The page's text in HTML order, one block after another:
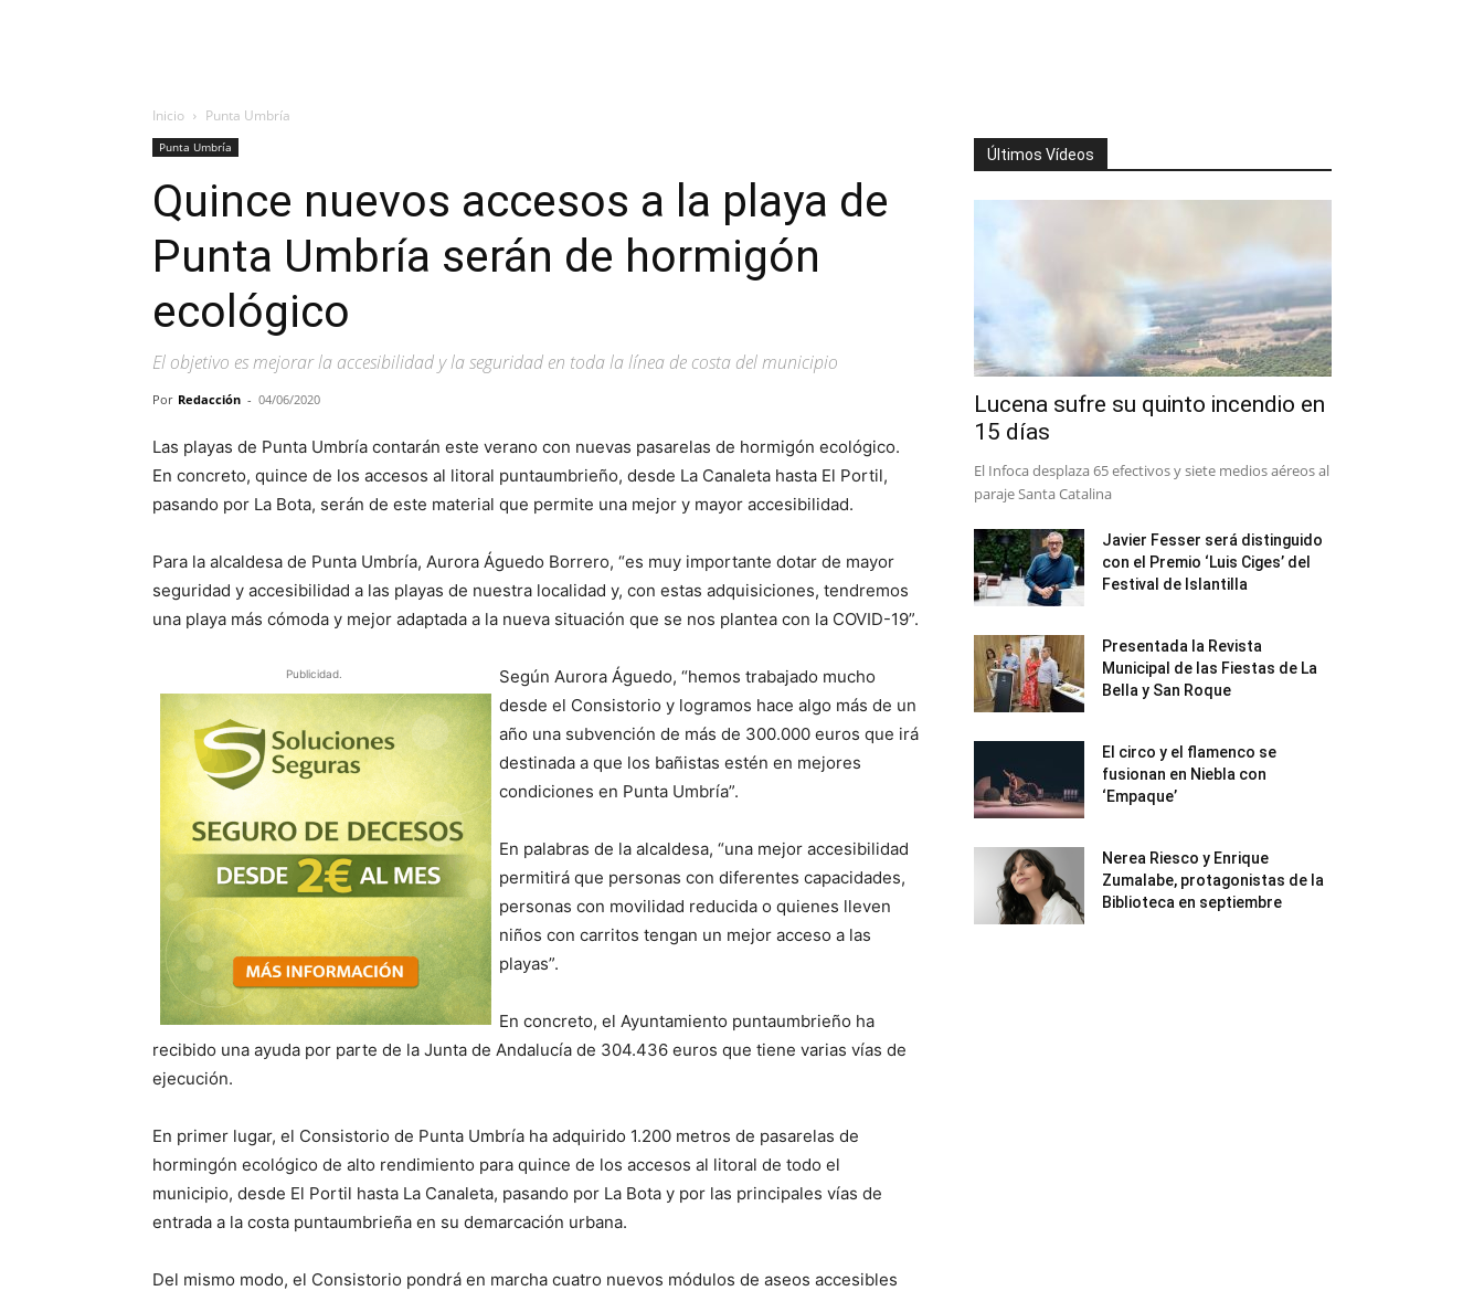
Inicio Punta Umbría
Punta Umbría
Quince nuevos accesos a la playa de
Punta Umbría serán de hormigón
ecológico
El objetivo es mejorar la accesibilidad y la seguridad en toda la línea de costa del municipio
Por Redacción - 04/06/2020
Las playas de Punta Umbría contarán este verano con nuevas pasarelas de hormigón ecológico.
En concreto, quince de los accesos al litoral puntaumbrieño, desde La Canaleta hasta El Portil,
pasando por La Bota, serán de este material que permite una mejor y mayor accesibilidad.
Para la alcaldesa de Punta Umbría, Aurora Águedo Borrero, “es muy importante dotar de mayor
seguridad y accesibilidad a las playas de nuestra localidad y, con estas adquisiciones, tendremos
una playa más cómoda y mejor adaptada a la nueva situación que se nos plantea con la COVID-19”.
Publicidad.
Según Aurora Águedo, “hemos trabajado mucho
desde el Consistorio y logramos hace algo más de un
año una subvención de más de 300.000 euros que irá
destinada a que los bañistas estén en mejores
condiciones en Punta Umbría”.
En palabras de la alcaldesa, “una mejor accesibilidad
permitirá que personas con diferentes capacidades,
personas con movilidad reducida o quienes lleven
niños con carritos tengan un mejor acceso a las
playas”.
En concreto, el Ayuntamiento puntaumbrieño ha
recibido una ayuda por parte de la Junta de Andalucía de 304.436 euros que tiene varias vías de
ejecución.
En primer lugar, el Consistorio de Punta Umbría ha adquirido 1.200 metros de pasarelas de
hormingón ecológico de alto rendimiento para quince de los accesos al litoral de todo el
municipio, desde El Portil hasta La Canaleta, pasando por La Bota y por las principales vías de
entrada a la costa puntaumbrieña en su demarcación urbana.
Del mismo modo, el Consistorio pondrá en marcha cuatro nuevos módulos de aseos accesibles
Últimos Vídeos
Lucena sufre su quinto incendio en
15 días
El Infoca desplaza 65 efectivos y siete medios aéreos al
paraje Santa Catalina
Javier Fesser será distinguido
con el Premio ‘Luis Ciges’ del
Festival de Islantilla
Presentada la Revista
Municipal de las Fiestas de La
Bella y San Roque
El circo y el flamenco se
fusionan en Niebla con
‘Empaque’
Nerea Riesco y Enrique
Zumalabe, protagonistas de la
Biblioteca en septiembre